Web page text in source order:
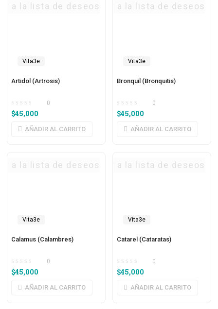
Vita3e
a la lista de deseos
Artidol (Artrosis)
0
$45,000
AÑADIR AL CARRITO
Vita3e
Agregar a la lista de deseos
Bronquil (Bronquitis)
0
$45,000
AÑADIR AL CARRITO
Vita3e
a la lista de deseos
Calamus (Calambres)
0
$45,000
AÑADIR AL CARRITO
Vita3e
Agregar a la lista de deseos
Catarel (Cataratas)
0
$45,000
AÑADIR AL CARRITO